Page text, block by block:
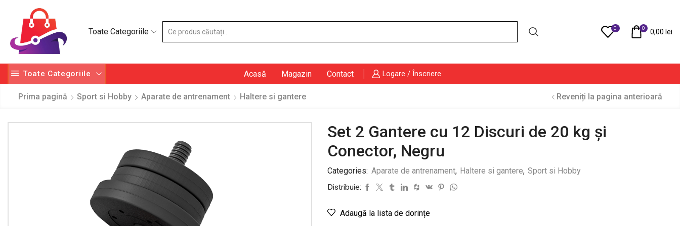
Toate Categoriile 0 0 0,00 lei
Toate Categoriile Acasă Magazin Contact Logare / Înscriere
Prima pagină Sport si Hobby Aparate de antrenament Haltere si gantere Reveniți la pagina anterioară
Set 2 Gantere cu 12 Discuri de 20 kg și
Conector, Negru
Categories: Aparate de antrenament, Haltere si gantere, Sport si Hobby
Distribuie:
Adaugă la lista de dorințe